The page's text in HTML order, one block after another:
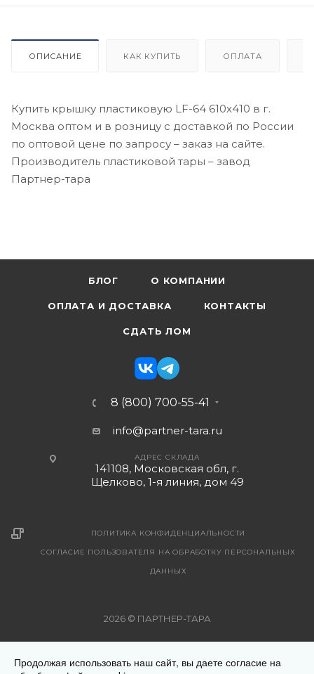
ОПИСАНИЕ КАК КУПИТЬ ОПЛАТА
Купить крышку пластиковую LF-64 610х410 в г.
Москва оптом и в розницу с доставкой по России
по оптовой цене по запросу – заказ на сайте.
Производитель пластиковой тары – завод
Партнер-тара
БЛОГ О КОМПАНИИ
ОПЛАТА И ДОСТАВКА КОНТАКТЫ
СДАТЬ ЛОМ
8 (800) 700-55-41
info@partner-tara.ru
АДРЕС СКЛАДА
141108, Московская обл, г.
Щелково, 1-я линия, дом 49
ПОЛИТИКА КОНФИДЕНЦИАЛЬНОСТИ
СОГЛАСИЕ ПОЛЬЗОВАТЕЛЯ НА ОБРАБОТКУ ПЕРСОНАЛЬНЫХ
ДАННЫХ
2026 © ПАРТНЕР-ТАРА
на страницах с описанием товара. Все предложения на
Продолжая использовать наш сайт, вы даете согласие на